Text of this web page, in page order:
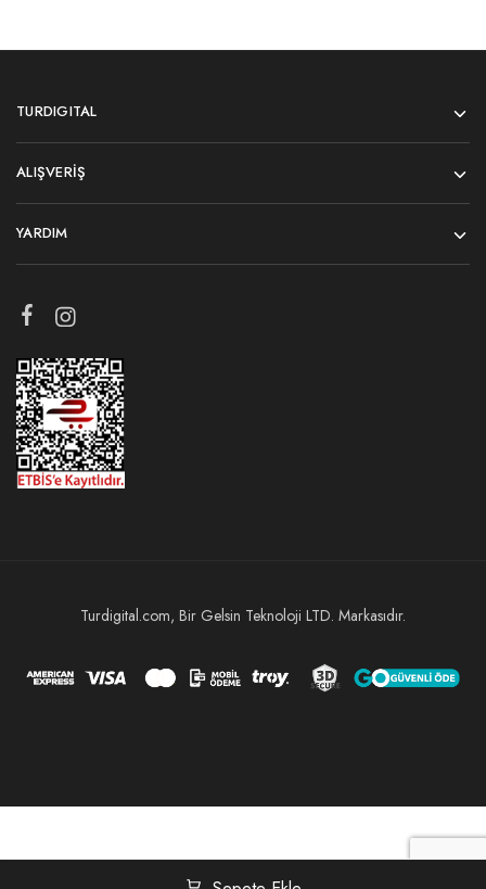
TURDIGITAL
ALIŞVERIŞ
YARDIM
Turdigital.com, Bir Gelsin Teknoloji LTD. Markasıdır.